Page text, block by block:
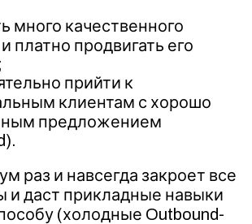
много качественного
платно продвигать его
прийти к
клиентам с хорошо
предложением
раз и навсегда закроет все
и даст прикладные навыки
(холодные Outbound-